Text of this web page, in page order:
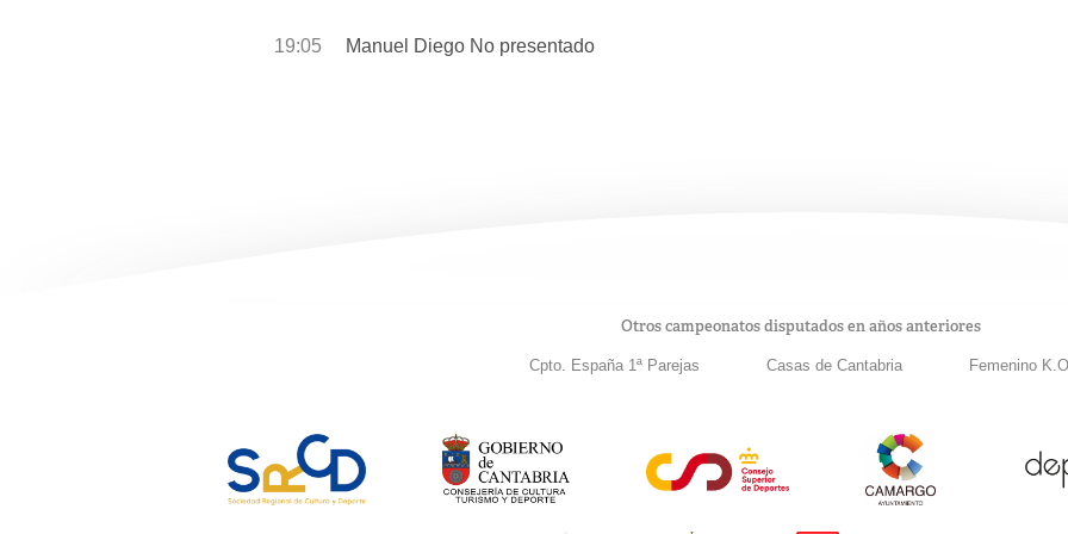
19:05 Manuel Diego No presentado
Otros campeonatos disputados en años anteriores
Cpto. España 1ª Parejas Casas de Cantabria Femenino